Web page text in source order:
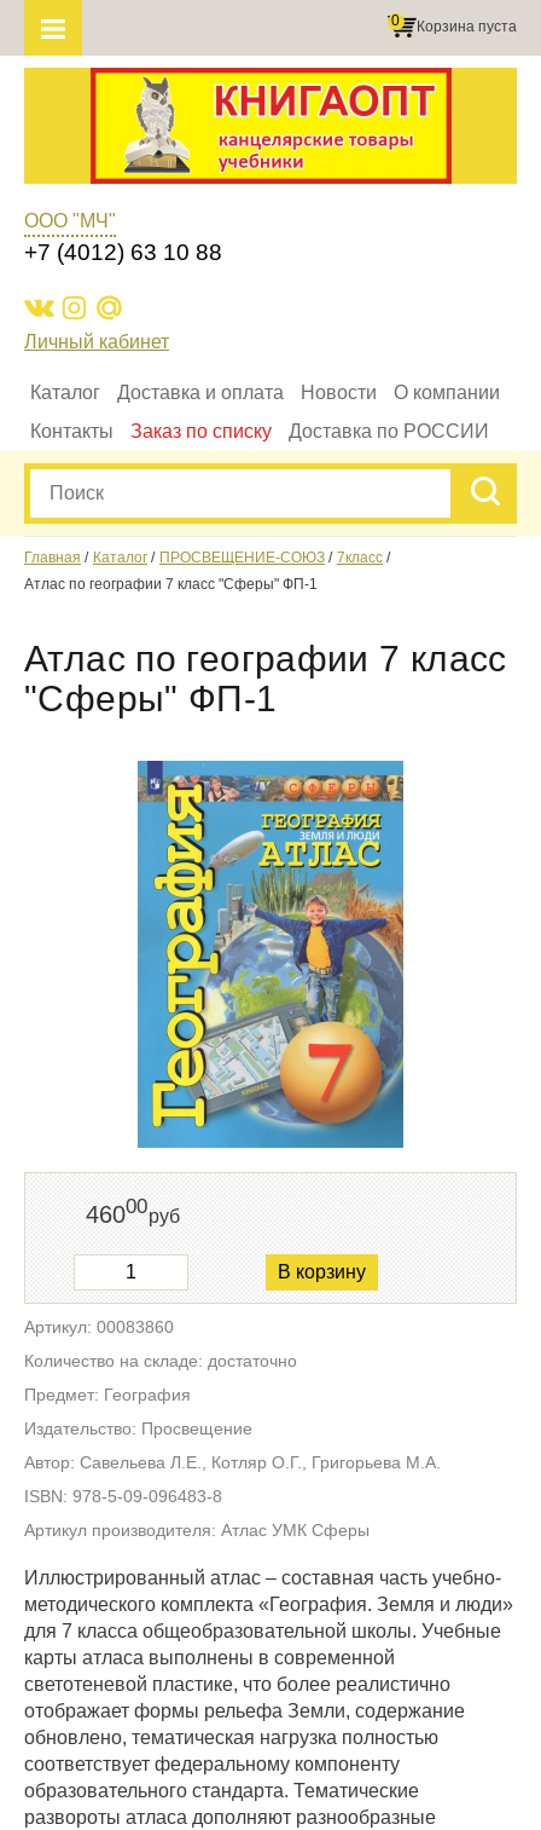
Корзина пуста
0
ООО "МЧ"
+7 (4012) 63 10 88
Личный кабинет
Каталог Доставка и оплата Новости
О компании
Контакты
Заказ по списку Доставка по РОССИИ
Главная Каталог ПРОСВЕЩЕНИЕ-СОЮЗ
7класс
Атлас по географии 7 класс "Сферы" ФП-1
Атлас по географии 7 класс
"Сферы" ФП-1
46000руб
В корзину
Артикул: 00083860
Количество на складе: достаточно
Предмет: География
Издательство: Просвещение
Автор: Савельева Л.Е., Котляр О.Г., Григорьева М.А.
ISBN: 978-5-09-096483-8
Артикул производителя: Атлас УМК Сферы
Иллюстрированный атлас – составная часть учебно-
методического комплекта «География. Земля и люди»
для 7 класса общеобразовательной школы. Учебные
карты атласа выполнены в современной
светотеневой пластике, что более реалистично
отображает формы рельефа Земли, содержание
обновлено, тематическая нагрузка полностью
соответствует федеральному компоненту
образовательного стандарта. Тематические
развороты атласа дополняют разнообразные